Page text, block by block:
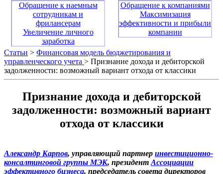
Обращение к наемным
сотрудникам и
фрилансерам
Увеличение личного
заработка
Обращение к компаниями
Максимизация
эффективности и прибыли
компании
Статьи > Финансовая модель бюджетирования и
управленческого учета > Признание дохода и дебиторской
задолженности: возможный вариант отхода от классики
Признание дохода и дебиторской
задолженности: возможный вариант
отхода от классики
Александр Карпов, управляющий партнер инвестиционно-
консалтинговой группы МЭК, президент Ассоциации
эффективного бизнеса, председатель совета директоров